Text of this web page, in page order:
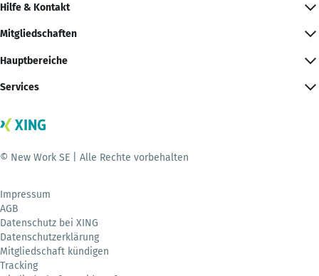
Hilfe & Kontakt
Mitgliedschaften
Hauptbereiche
Services
© New Work SE | Alle Rechte vorbehalten
Impressum
AGB
Datenschutz bei XING
Datenschutzerklärung
Mitgliedschaft kündigen
Tracking